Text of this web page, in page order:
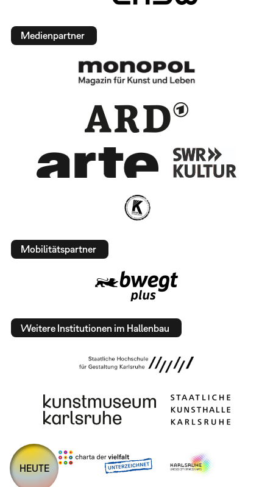
Medienpartner
Mobilitätspartner
Weitere Institutionen im Hallenbau
HEUTE